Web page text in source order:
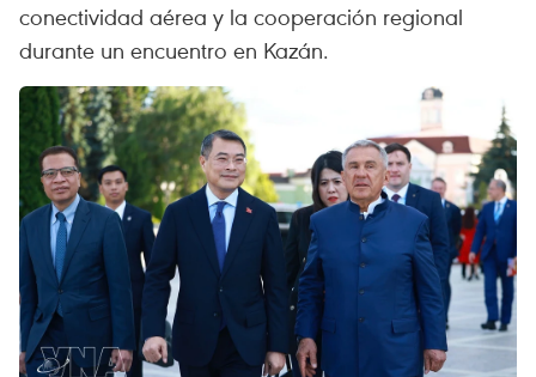
conectividad aérea y la cooperación regional
durante un encuentro en Kazán.